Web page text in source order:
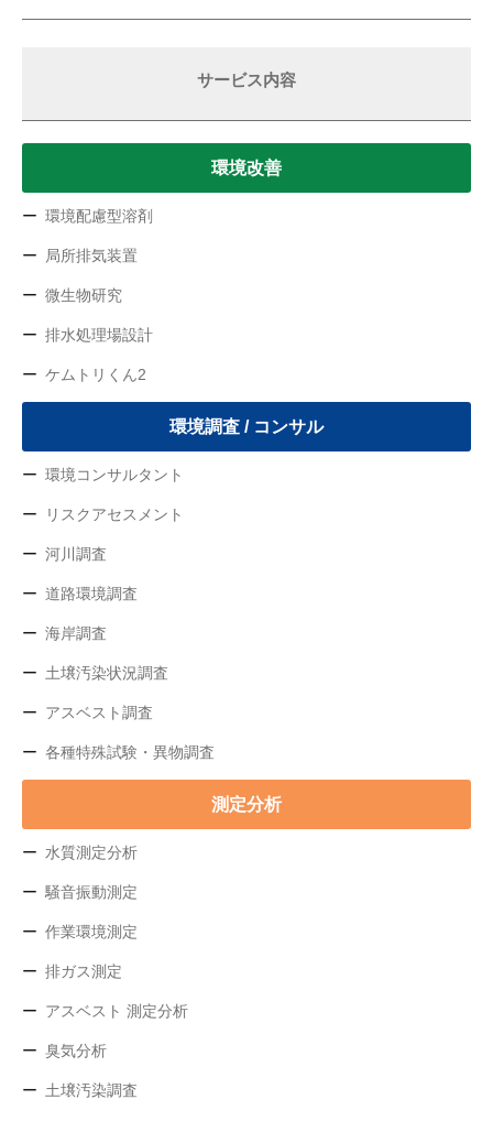
サービス内容
環境改善
環境配慮型溶剤
局所排気装置
微生物研究
排水処理場設計
ケムトリくん2
環境調査 / コンサル
環境コンサルタント
リスクアセスメント
河川調査
道路環境調査
海岸調査
土壌汚染状況調査
アスベスト調査
各種特殊試験・異物調査
測定分析
水質測定分析
騒音振動測定
作業環境測定
排ガス測定
アスベスト 測定分析
臭気分析
土壌汚染調査